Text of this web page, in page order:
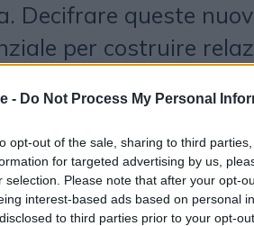
- Do Not Process My Personal
opt-out of the sale, sharing to third
for targeted advertising by us,
selection. Please note that after your opt-
interest-based ads based on personal
to third parties prior to your opt-
Decifrare queste
per costruire
e le persone”.
futuro, VML Italy ha
a Milano e Roma,
cui lasciarsi ispirare
tendenze di questo